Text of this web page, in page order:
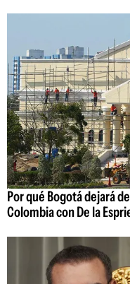
Por qué Bogotá dejará
Colombia con De la